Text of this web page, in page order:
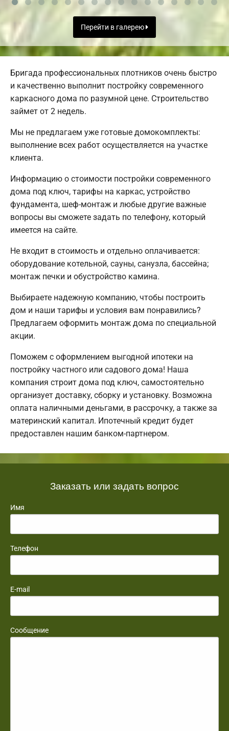
Перейти в галерею
Бригада профессиональных плотников очень быстро
и качественно выполнит постройку современного
каркасного дома по разумной цене. Строительство
займет от 2 недель.
Мы не предлагаем уже готовые домокомплекты:
выполнение всех работ осуществляется на участке
клиента.
Информацию о стоимости постройки современного
дома под ключ, тарифы на каркас, устройство
фундамента, шеф-монтаж и любые другие важные
вопросы вы сможете задать по телефону, который
имеется на сайте.
Не входит в стоимость и отдельно оплачивается:
оборудование котельной, сауны, санузла, бассейна;
монтаж печки и обустройство камина.
Выбираете надежную компанию, чтобы построить
дом и наши тарифы и условия вам понравились?
Предлагаем оформить монтаж дома по специальной
акции.
Поможем с оформлением выгодной ипотеки на
постройку частного или садового дома! Наша
компания строит дома под ключ, самостоятельно
организует доставку, сборку и установку. Возможна
оплата наличными деньгами, в рассрочку, а также за
материнский капитал. Ипотечный кредит будет
предоставлен нашим банком-партнером.
Заказать или задать вопрос
Имя
Телефон
E-mail
Сообщение